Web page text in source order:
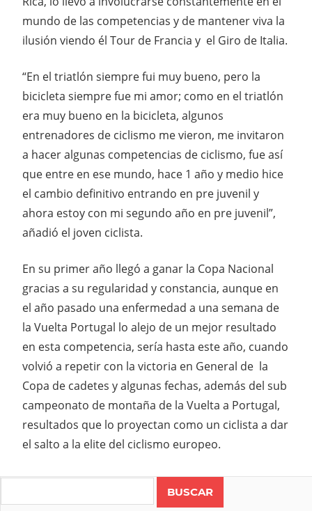
mundo de las competencias y de mantener viva la
ilusión viendo él Tour de Francia y el Giro de Italia.
“En el triatlón siempre fui muy bueno, pero la
bicicleta siempre fue mi amor; como en el triatlón
era muy bueno en la bicicleta, algunos
entrenadores de ciclismo me vieron, me invitaron
a hacer algunas competencias de ciclismo, fue así
que entre en ese mundo, hace 1 año y medio hice
el cambio definitivo entrando en pre juvenil y
ahora estoy con mi segundo año en pre juvenil”,
añadió el joven ciclista.
En su primer año llegó a ganar la Copa Nacional
gracias a su regularidad y constancia, aunque en
el año pasado una enfermedad a una semana de
la Vuelta Portugal lo alejo de un mejor resultado
en esta competencia, sería hasta este año, cuando
volvió a repetir con la victoria en General de la
Copa de cadetes y algunas fechas, además del sub
campeonato de montaña de la Vuelta a Portugal,
resultados que lo proyectan como un ciclista a dar
el salto a la elite del ciclismo europeo.